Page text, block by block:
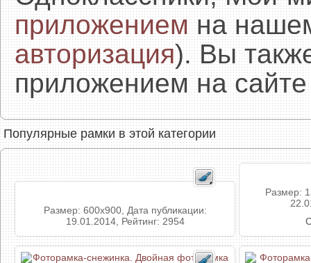
приложениемна нашем
авторизация). Вы
приложением на сайте
Популярные рамки в этой категории
Размер: 600x900, Дата публикации:
19.01.2014, Рейтинг: 2954
Размер: